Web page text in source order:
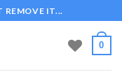
REMOVE IT...
0